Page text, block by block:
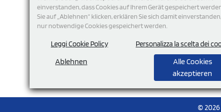
einverstanden, dass Cookies auf Ihrem Gerät gespeichert
Sie auf „Ablehnen“ klicken, erklären Sie sich damit
nur notwendige Cookies gespeichert werden.
Leggi Cookie Policy Personalizza la scelta dei
Ablehnen
Alle Cookies
akzeptieren
USB-
Zahlungsmodalität
© 2026